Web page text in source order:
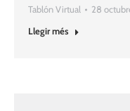
Tablón Virtual
28
Llegir més